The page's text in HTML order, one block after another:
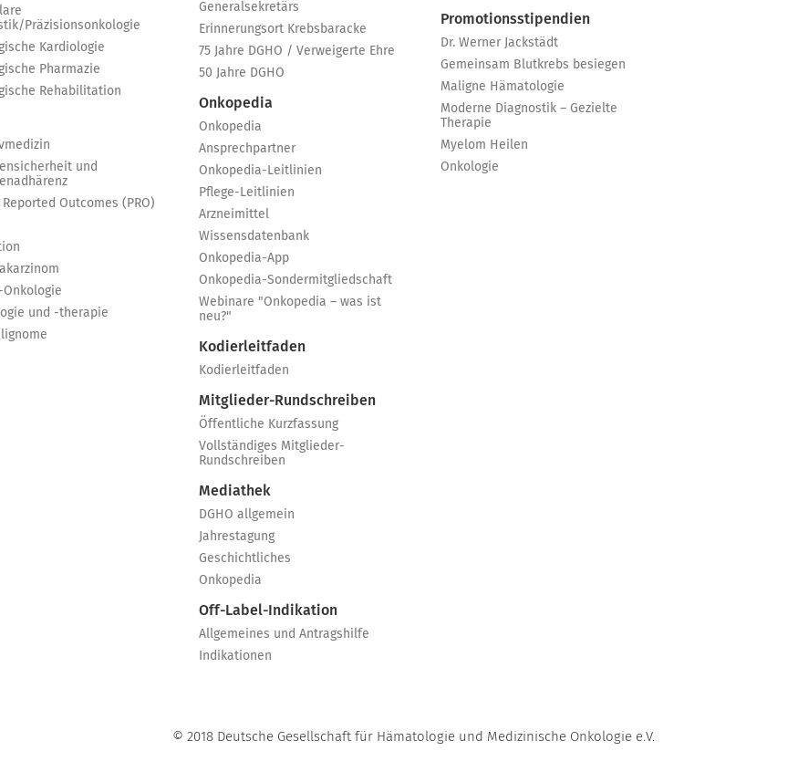
Präzisionsonkologie
Kardiologie
Pharmazie
Rehabilitation
und
Outcomes (PRO)
Onkologie
und -therapie
Generalsekretärs
Erinnerungsort Krebsbaracke
75 Jahre DGHO / Verweigerte Ehre
50 Jahre DGHO
Onkopedia
Onkopedia
Ansprechpartner
Onkopedia-Leitlinien
Pflege-Leitlinien
Arzneimittel
Wissensdatenbank
Onkopedia-App
Onkopedia-Sondermitgliedschaft
Webinare "Onkopedia – was ist
neu?"
Kodierleitfaden
Kodierleitfaden
Mitglieder-Rundschreiben
Öffentliche Kurzfassung
Vollständiges Mitglieder-
Rundschreiben
Mediathek
DGHO allgemein
Jahrestagung
Geschichtliches
Onkopedia
Off-Label-Indikation
Allgemeines und Antragshilfe
Indikationen
Promotionsstipendien
Dr. Werner Jackstädt
Gemeinsam Blutkrebs besiegen
Maligne Hämatologie
Moderne Diagnostik – Gezielte
Therapie
Myelom Heilen
Onkologie
© 2018 Deutsche Gesellschaft für Hämatologie und Medizinische Onkologie e.V.